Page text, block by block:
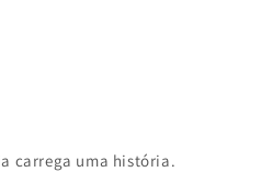
carrega uma história.